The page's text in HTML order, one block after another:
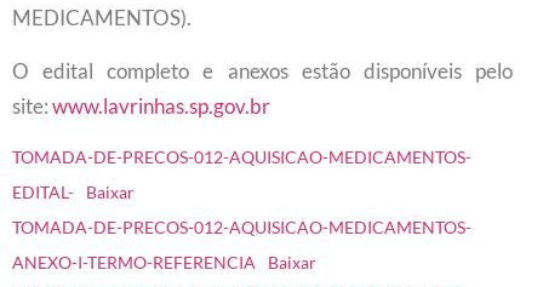
MEDICAMENTOS).
O edital completo e anexos estão disponíveis pelo
site:www.lavrinhas.sp.gov.br
TOMADA-DE-PRECOS-012-AQUISICAO-MEDICAMENTOS-
EDITAL-
Baixar
TOMADA-DE-PRECOS-012-AQUISICAO-MEDICAMENTOS-
ANEXO-I-TERMO-REFERENCIA
Baixar